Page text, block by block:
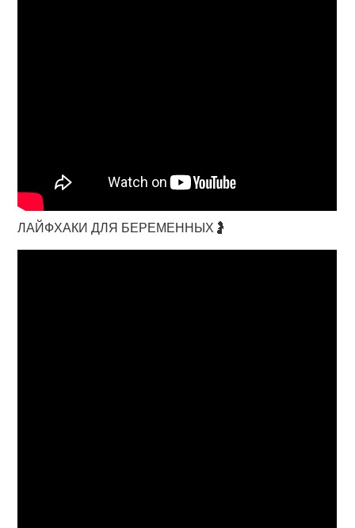
ЛАЙФХАКИ ДЛЯ БЕРЕМЕННЫХ🤰